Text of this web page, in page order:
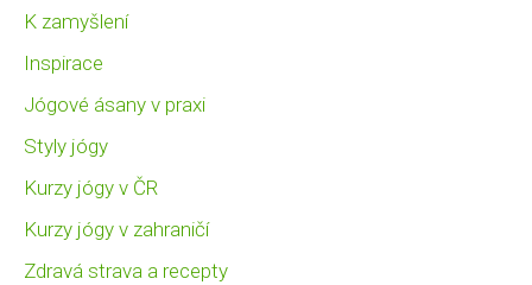
K zamyšlení
Inspirace
Jógové ásany v praxi
Styly jógy
Kurzy jógy v ČR
Kurzy jógy v zahraničí
Zdravá strava a recepty